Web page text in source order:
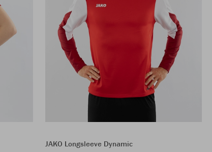
JAKO Longsleeve Dynamic